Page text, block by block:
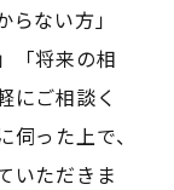
らない方」
「将来の相
にご相談く
った上で、
いただきま